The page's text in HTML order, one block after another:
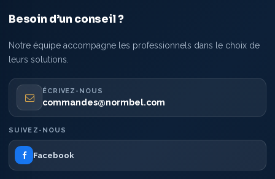
Besoin d’un conseil ?
Notre équipe accompagne les professionnels dans le choix de
leurs solutions.
ÉCRIVEZ-NOUS
commandes@normbel.com
SUIVEZ-NOUS
Facebook